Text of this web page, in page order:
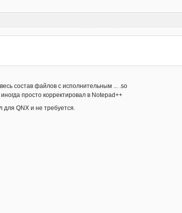
состав файлов с исполнительным ... .so
просто корректировал в Notepad++
для QNX и не требуется.